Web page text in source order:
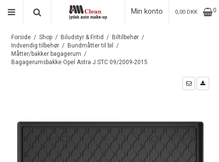
Min konto 0,00 DKK 0
Forside / Shop / Biludstyr & Fritid / Biltilbehør /
Indvendig tilbehør / Bundmåtter til bil
/
Måtter/bakker bagagerum /
Bagagerumsbakke Opel Astra J STC 09/2009-2015